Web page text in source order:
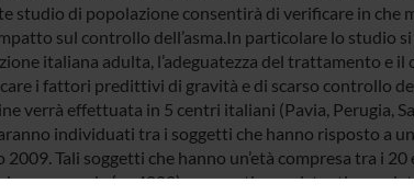
studio di popolazione consentirà di verificare in che
sul controllo dell’asma.In particolare lo studio
italiana adulta, l’adeguatezza del trattamento e
i fattori predittivi di gravità e di scarso controllo
verrà effettuata in 5 centri italiani (Pavia, Perugia,
individuati tra i soggetti che hanno risposto a
2009. Tali soggetti che hanno un’età compresa tra i
generale (n=4000) o a coorti preesistenti